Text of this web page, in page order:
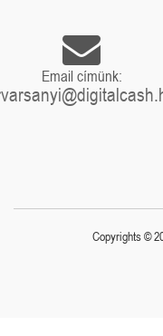
Email címünk:
Copyrights ©